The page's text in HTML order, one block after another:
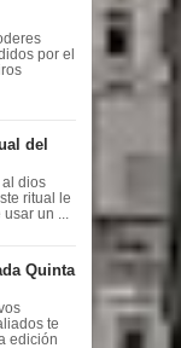
por el
del
al dios
ritual le
un ...
Quinta
te
edición